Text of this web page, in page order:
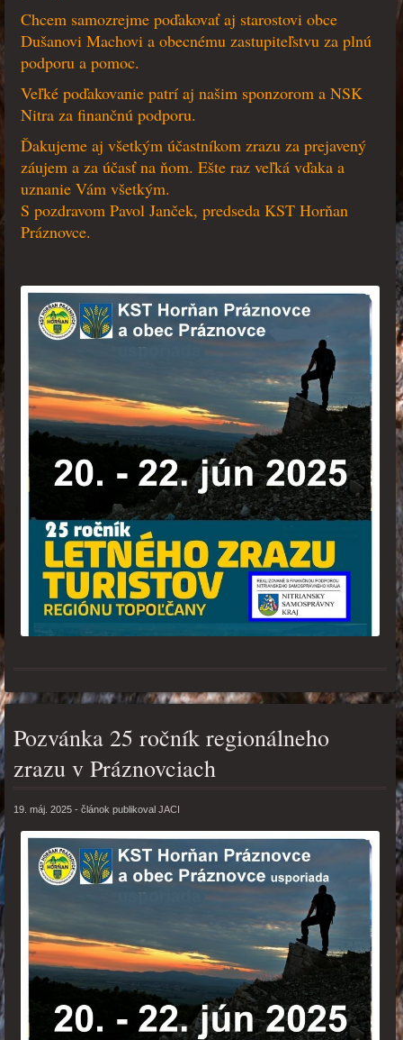
Chcem samozrejme poďakovať aj starostovi obce
Dušanovi Machovi a obecnému zastupiteľstvu za plnú
podporu a pomoc.
Veľké poďakovanie patrí aj našim sponzorom a NSK
Nitra za finančnú podporu.
Ďakujeme aj všetkým účastníkom zrazu za prejavený
záujem a za účasť na ňom. Ešte raz veľká vďaka a
uznanie Vám všetkým.
S pozdravom Pavol Janček, predseda KST Horňan
Práznovce.
Pozvánka 25 ročník regionálneho
zrazu v Práznovciach
19. máj. 2025 - článok publikoval JACI